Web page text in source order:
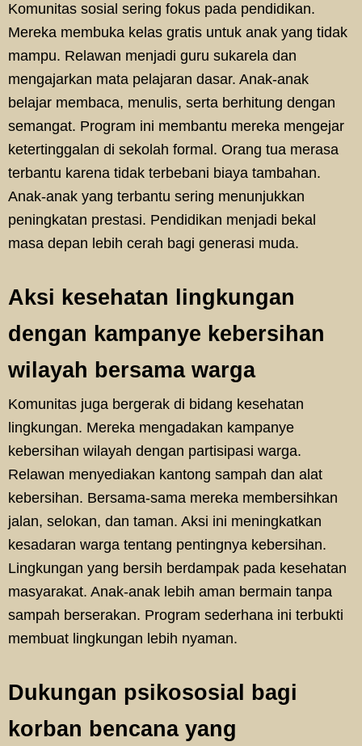
Komunitas sosial sering fokus pada pendidikan.
Mereka membuka kelas gratis untuk anak yang tidak
mampu. Relawan menjadi guru sukarela dan
mengajarkan mata pelajaran dasar. Anak-anak
belajar membaca, menulis, serta berhitung dengan
semangat. Program ini membantu mereka mengejar
ketertinggalan di sekolah formal. Orang tua merasa
terbantu karena tidak terbebani biaya tambahan.
Anak-anak yang terbantu sering menunjukkan
peningkatan prestasi. Pendidikan menjadi bekal
masa depan lebih cerah bagi generasi muda.
Aksi kesehatan lingkungan
dengan kampanye kebersihan
wilayah bersama warga
Komunitas juga bergerak di bidang kesehatan
lingkungan. Mereka mengadakan kampanye
kebersihan wilayah dengan partisipasi warga.
Relawan menyediakan kantong sampah dan alat
kebersihan. Bersama-sama mereka membersihkan
jalan, selokan, dan taman. Aksi ini meningkatkan
kesadaran warga tentang pentingnya kebersihan.
Lingkungan yang bersih berdampak pada kesehatan
masyarakat. Anak-anak lebih aman bermain tanpa
sampah berserakan. Program sederhana ini terbukti
membuat lingkungan lebih nyaman.
Dukungan psikososial bagi
korban bencana yang